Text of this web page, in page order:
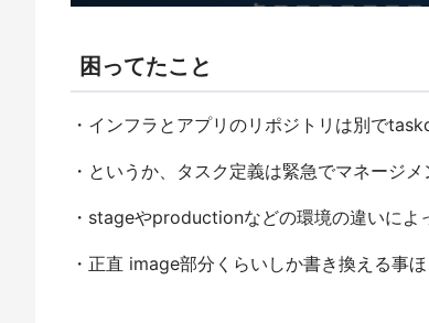
困ってたこと
・インフラとアプリのリポジトリは別で
・というか、タスク定義は緊急でマネージ
・stageやproductionなどの環境の違いによ
・正直 image部分くらいしか書き換える事